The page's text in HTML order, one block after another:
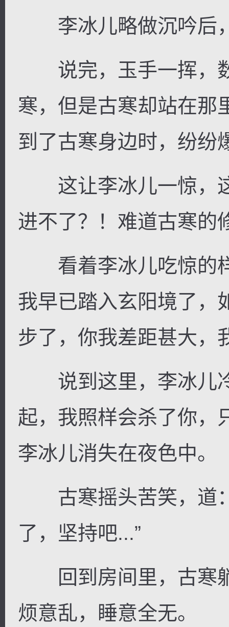
李冰儿略做沉吟后，
说完，玉手一挥，
寒，但是古寒却站在那
到了古寒身边时，纷纷
这让李冰儿一惊，
进不了？！难道古寒的
看着李冰儿吃惊的样
我早已踏入玄阳境了，
步了，你我差距甚大
说到这里，李冰儿冷
起，我照样会杀了你，
李冰儿消失在夜色中。
古寒摇头苦笑，道：
了，坚持吧...”
回到房间里，古寒
烦意乱，睡意全无。